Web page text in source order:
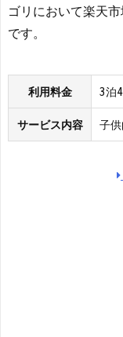
ゴリにおいて楽天
です。
利用料金 3泊
サービス内容 子